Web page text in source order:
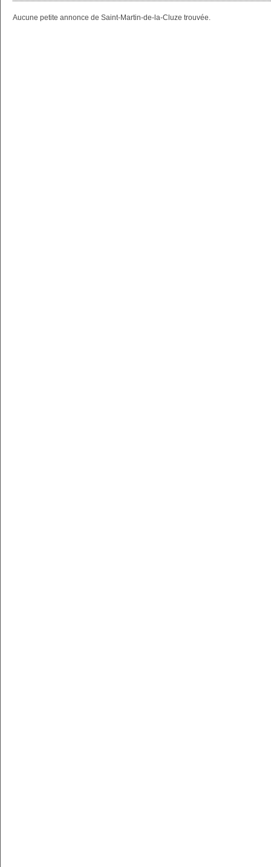
Aucune petite annonce de Saint-Martin-de-la-Cluze trouvée.